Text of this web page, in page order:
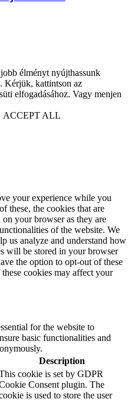
élményt nyújthassunk
Kérjük, kattintson az
elfogadásához. Vagy menjen
ACCEPT ALL
your experience while you
these, the cookies that are
on your browser as they are
of the website. We
us analyze and understand how
will be stored in your browser
the option to opt-out of these
cookies may affect your
for the website to
basic functionalities and
Description
cookie is set by GDPR
Consent plugin. The
is used to store the user